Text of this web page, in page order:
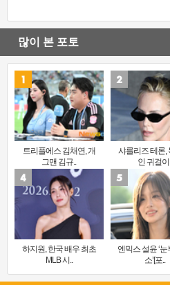
많이 본 포토
트리플에스 김채연, 개
그맨 김규..
샤를리즈 테론,
인 귀걸이..
하지원, 한국 배우 최초
MLB 시..
엔믹스 설윤 ‘눈
소’[포..